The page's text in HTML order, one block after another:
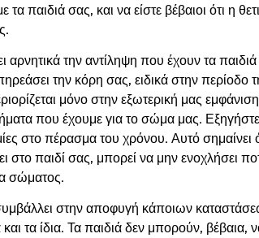
παιδιά σας, και να είστε βέβαιοι ότι η
την αντίληψη που έχουν τα
την κόρη σας, ειδικά στην
μόνο στην εξωτερική μας
που έχουμε για το σώμα μας.
στο πέρασμα του χρόνου. Αυτό
στο παιδί σας, μπορεί να μην ενοχλήσει
σώματος.
στην αποφυγή κάποιων
τα ίδια. Τα παιδιά δεν μπορούν,